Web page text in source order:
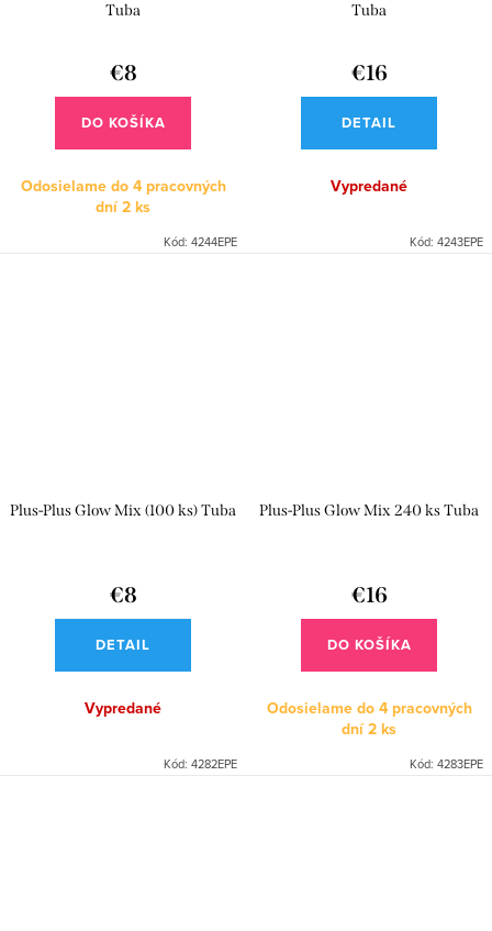
Tuba
€8
DO KOŠÍKA
Odosielame do 4 pracovných
dní2 ks
Kód: 4244EPE
Tuba
€16
DETAIL
Vypredané
Kód: 4243EPE
Plus-Plus Glow Mix (100 ks) Tuba
€8
DETAIL
Vypredané
Kód: 4282EPE
Plus-Plus Glow Mix 240 ks Tuba
€16
DO KOŠÍKA
Odosielame do 4 pracovných
dní2 ks
Kód: 4283EPE